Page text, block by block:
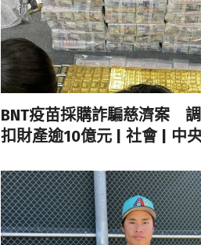
BNT疫苗採購詐騙慈濟案
扣財產逾10億元 | 社會 | 中